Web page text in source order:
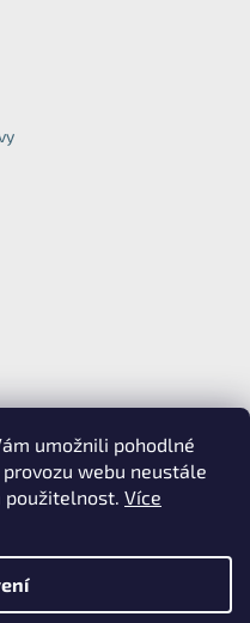
umožnili pohodlné
webu neustále
použitelnost. Více